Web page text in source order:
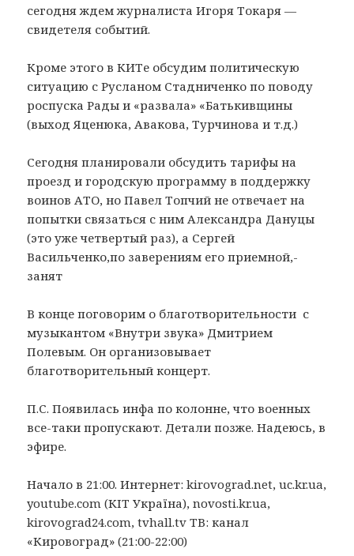
сегодня ждем журналиста Игоря Токаря —
свидетеля событий.
Кроме этого в КИТе обсудим политическую
ситуацию с Русланом Стадниченко по поводу
роспуска Рады и «развала» «Батькивщины
(выход Яценюка, Авакова, Турчинова и т.д.)
Сегодня планировали обсудить тарифы на
проезд и городскую программу в поддержку
воинов АТО, но Павел Топчий не отвечает на
попытки связаться с ним Александра Дануцы
(это уже четвертый раз), а Сергей
Васильченко,по заверениям его приемной,-
занят
В конце поговорим о благотворительности с
музыкантом «Внутри звука» Дмитрием
Полевым. Он организовывает
благотворительный концерт.
П.С. Появилась инфа по колонне, что военных
все-таки пропускают. Детали позже. Надеюсь, в
эфире.
Начало в 21:00. Интернет: kirovograd.net, uc.kr.ua,
youtube.com (КІТ Україна), novosti.kr.ua,
kirovograd24.com, tvhall.tv ТВ: канал
«Кировоград» (21:00-22:00)